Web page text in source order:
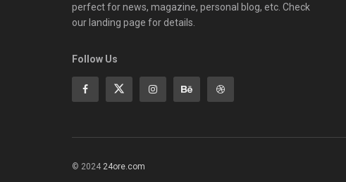
perfect for news, magazine, personal blog, etc. Check
our landing page for details.
Follow Us
© 2024 24ore.com